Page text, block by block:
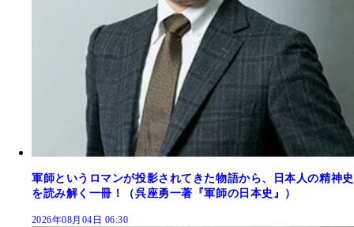
軍師というロマンが投影されてきた物語から、日本人の精神史
を読み解く一冊！（呉座勇一著『軍師の日本史』）
2026年08月04日 06:30